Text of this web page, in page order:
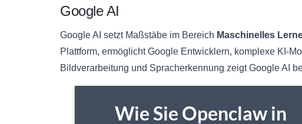
Google AI
Google AI setzt Maßstäbe im Bereich Maschinelles
Plattform, ermöglicht Google Entwicklern, komplexe KI-
Bildverarbeitung und Spracherkennung zeigt Google AI